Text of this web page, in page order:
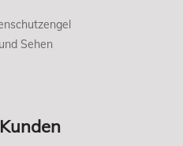
Sehen